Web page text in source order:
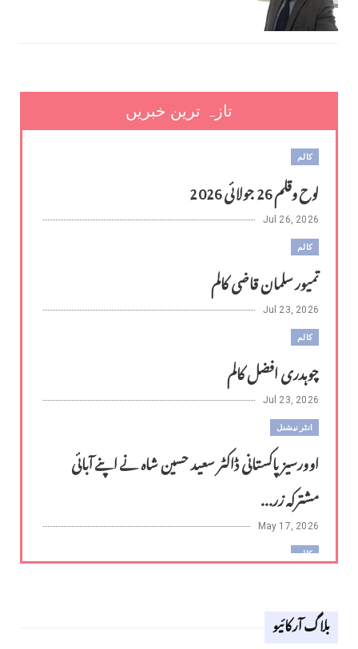
تازہ ترین خبریں
کالم
لوح وقلم 26 جولائی 2026
Jul 26, 2026
کالم
تمیور سلمان قاضی کالم
Jul 23, 2026
کالم
چوہدری افضل کالم
Jul 23, 2026
انٹر نیشنل
اوورسیز پاکستانی ڈاکٹر سعید حسین شاہ نے اپنے آبائی
مشترکہ زر...
May 17, 2026
کالم
Apr 18, 2026
بلاگ آرکائیو